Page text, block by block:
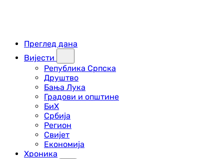
Преглед дана
Вијести
Република Српска
Друштво
Бања Лука
Градови и општине
БиХ
Србија
Регион
Свијет
Економија
Хроника